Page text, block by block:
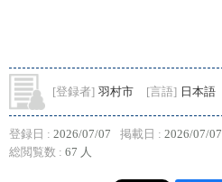
[登録者] 羽村市 [言語] 日本語
登録日 : 2026/07/07 掲載日 : 2026/07/07
総閲覧数 : 67 人